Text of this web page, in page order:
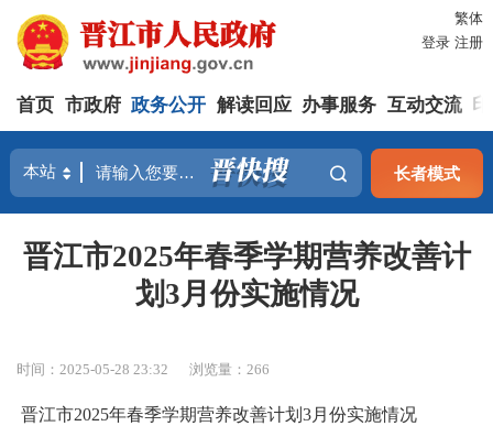
繁体
登录 注册
首页 市政府 政务公开 解读回应 办事服务 互动交流
长者模式
晋江市2025年春季学期营养改善计
划3月份实施情况
时间：2025-05-28 23:32 浏览量：266
晋江市2025年春季学期营养改善计划3月份实施情况